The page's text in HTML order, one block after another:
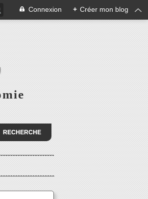
Connexion + Créer mon blog